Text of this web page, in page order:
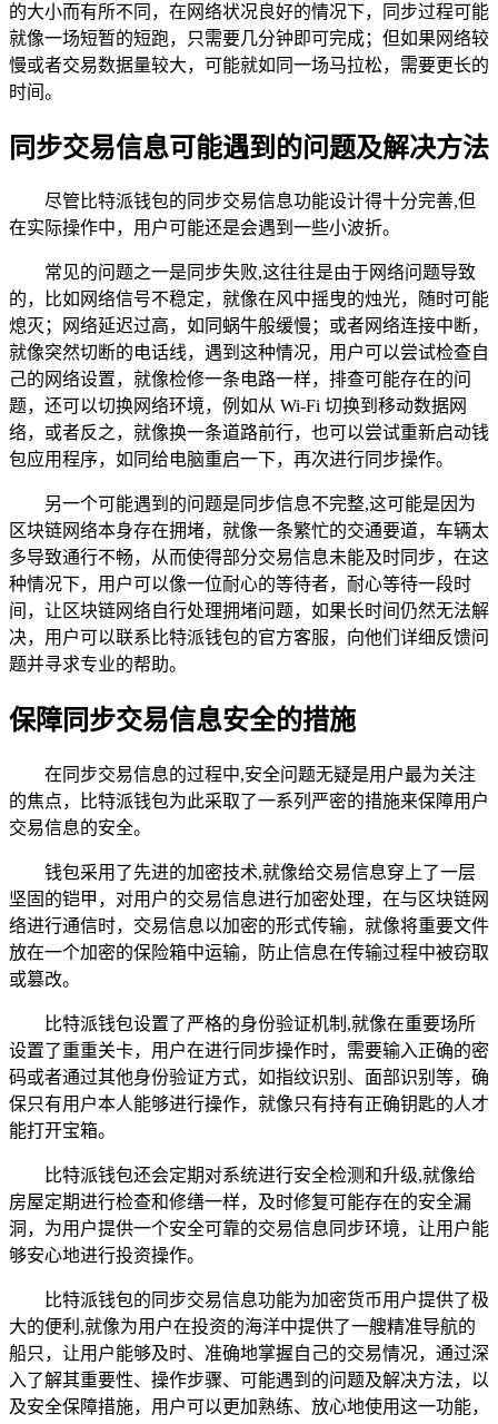
的大小而有所不同，在网络状况良好的情况下，同步过程可能
就像一场短暂的短跑，只需要几分钟即可完成；但如果网络较
慢或者交易数据量较大，可能就如同一场马拉松，需要更长的
时间。
同步交易信息可能遇到的问题及解决方法
尽管比特派钱包的同步交易信息功能设计得十分完善,但
在实际操作中，用户可能还是会遇到一些小波折。
常见的问题之一是同步失败,这往往是由于网络问题导致
的，比如网络信号不稳定，就像在风中摇曳的烛光，随时可能
熄灭；网络延迟过高，如同蜗牛般缓慢；或者网络连接中断，
就像突然切断的电话线，遇到这种情况，用户可以尝试检查自
己的网络设置，就像检修一条电路一样，排查可能存在的问
题，还可以切换网络环境，例如从 Wi-Fi 切换到移动数据网
络，或者反之，就像换一条道路前行，也可以尝试重新启动钱
包应用程序，如同给电脑重启一下，再次进行同步操作。
另一个可能遇到的问题是同步信息不完整,这可能是因为
区块链网络本身存在拥堵，就像一条繁忙的交通要道，车辆太
多导致通行不畅，从而使得部分交易信息未能及时同步，在这
种情况下，用户可以像一位耐心的等待者，耐心等待一段时
间，让区块链网络自行处理拥堵问题，如果长时间仍然无法解
决，用户可以联系比特派钱包的官方客服，向他们详细反馈问
题并寻求专业的帮助。
保障同步交易信息安全的措施
在同步交易信息的过程中,安全问题无疑是用户最为关注
的焦点，比特派钱包为此采取了一系列严密的措施来保障用户
交易信息的安全。
钱包采用了先进的加密技术,就像给交易信息穿上了一层
坚固的铠甲，对用户的交易信息进行加密处理，在与区块链网
络进行通信时，交易信息以加密的形式传输，就像将重要文件
放在一个加密的保险箱中运输，防止信息在传输过程中被窃取
或篡改。
比特派钱包设置了严格的身份验证机制,就像在重要场所
设置了重重关卡，用户在进行同步操作时，需要输入正确的密
码或者通过其他身份验证方式，如指纹识别、面部识别等，确
保只有用户本人能够进行操作，就像只有持有正确钥匙的人才
能打开宝箱。
比特派钱包还会定期对系统进行安全检测和升级,就像给
房屋定期进行检查和修缮一样，及时修复可能存在的安全漏
洞，为用户提供一个安全可靠的交易信息同步环境，让用户能
够安心地进行投资操作。
比特派钱包的同步交易信息功能为加密货币用户提供了极
大的便利,就像为用户在投资的海洋中提供了一艘精准导航的
船只，让用户能够及时、准确地掌握自己的交易情况，通过深
入了解其重要性、操作步骤、可能遇到的问题及解决方法，以
及安全保障措施，用户可以更加熟练、放心地使用这一功能，